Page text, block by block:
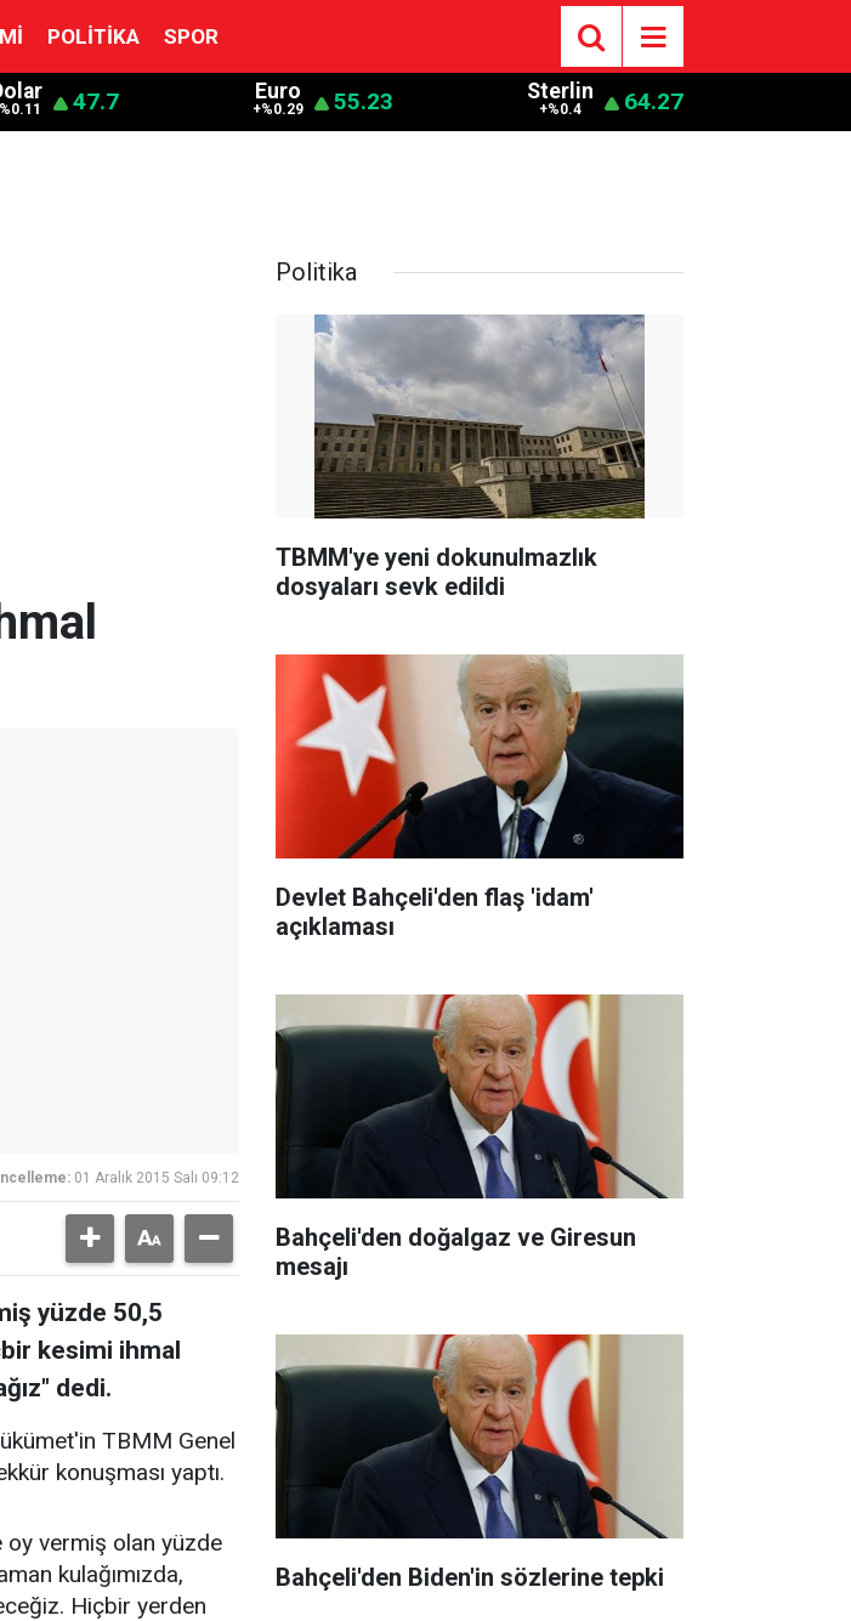
POLITIKA SPOR
47.7 Euro
+%0.29 55.23 Sterlin
+%0.4 64.27
01 Aralık 2015 Salı 09:12
yüzde 50,5
kesimi ihmal
dedi.
TBMM Genel
konuşması yaptı.
vermiş olan yüzde
kulağımızda,
Hiçbir yerden
Politika
TBMM'ye yeni dokunulmazlık
dosyaları sevk edildi
Devlet Bahçeli'den flaş 'idam'
açıklaması
Bahçeli'den doğalgaz ve Giresun
mesajı
Bahçeli'den Biden'in sözlerine tepki